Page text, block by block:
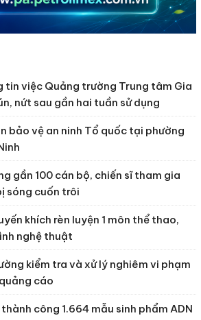
tin việc Quảng trường Trung tâm Gia
nứt sau gần hai tuần sử dụng
bảo vệ an ninh Tổ quốc tại phường
gần 100 cán bộ, chiến sĩ tham gia
sóng cuốn trôi
khích rèn luyện 1 môn thể thao,
nghệ thuật
kiểm tra và xử lý nghiêm vi phạm
cáo
công 1.664 mẫu sinh phẩm ADN